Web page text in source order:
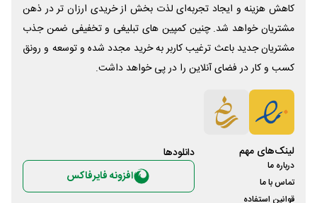
کاهش هزینه و ایجاد تجربه‌ای لذت بخش از خریدی ارزان تر در ذهن
مشتریان خواهد شد. چنین کمپین های تبلیغی و تخفیفی ضمن جذب
مشتریان جدید باعث ترغیب کاربر به خرید مجدد شده و توسعه و رونق
کسب و کار در فضای آنلاین را در پی خواهد داشت.
لینک‌های مهم
درباره ما
تماس با ما
قوانین استفاده
دانلود‌ها
افزونه فایرفاکس